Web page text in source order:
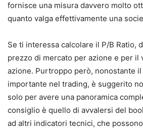
fornisce una misura davvero molto
quanto valga effettivamente una
Se ti interessa calcolare il P/B Ratio,
prezzo di mercato per azione e per il
azione. Purtroppo però, nonostante
importante nel trading, è suggerito
solo per avere una panoramica
consiglio è quello di avvalersi del
ad altri indicatori tecnici, che